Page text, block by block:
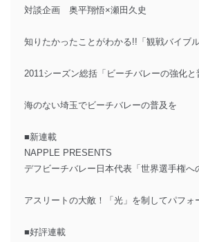
対談企画 奥平翔悟×瀬田久史
知りたかったことがわかる!!「観戦バイブル
2011シーズン総括「ビーチバレーの強化と
海のない埼玉でビーチバレーの普及を
■新連載
NAPPLE PRESENTS
デフビーチバレー日本代表「世界選手権へ
アスリートの大敵！「光」を制してパフォ
■好評連載